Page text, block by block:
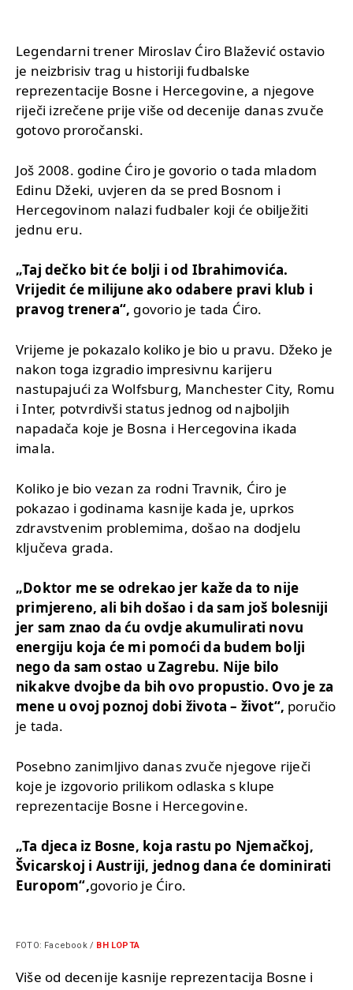
Legendarni trener Miroslav Ćiro Blažević ostavio
je neizbrisiv trag u historiji fudbalske
reprezentacije Bosne i Hercegovine, a njegove
riječi izrečene prije više od decenije danas zvuče
gotovo proročanski.
Još 2008. godine Ćiro je govorio o tada mladom
Edinu Džeki, uvjeren da se pred Bosnom i
Hercegovinom nalazi fudbaler koji će obilježiti
jednu eru.
„Taj dečko bit će bolji i od Ibrahimovića.
Vrijedit će milijune ako odabere pravi klub i
pravog trenera“, govorio je tada Ćiro.
Vrijeme je pokazalo koliko je bio u pravu. Džeko je
nakon toga izgradio impresivnu karijeru
nastupajući za Wolfsburg, Manchester City, Romu
i Inter, potvrdivši status jednog od najboljih
napadača koje je Bosna i Hercegovina ikada
imala.
Koliko je bio vezan za rodni Travnik, Ćiro je
pokazao i godinama kasnije kada je, uprkos
zdravstvenim problemima, došao na dodjelu
ključeva grada.
„Doktor me se odrekao jer kaže da to nije
primjereno, ali bih došao i da sam još bolesniji
jer sam znao da ću ovdje akumulirati novu
energiju koja će mi pomoći da budem bolji
nego da sam ostao u Zagrebu. Nije bilo
nikakve dvojbe da bih ovo propustio. Ovo je za
mene u ovoj poznoj dobi života – život“, poručio
je tada.
Posebno zanimljivo danas zvuče njegove riječi
koje je izgovorio prilikom odlaska s klupe
reprezentacije Bosne i Hercegovine.
„Ta djeca iz Bosne, koja rastu po Njemačkoj,
Švicarskoj i Austriji, jednog dana će dominirati
Europom“,govorio je Ćiro.
FOTO: Facebook / BH LOPTA
Više od decenije kasnije reprezentacija Bosne i